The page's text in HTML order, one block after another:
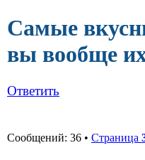
Самые
вы вообще
Ответить
Сообщений: 36 • Страница